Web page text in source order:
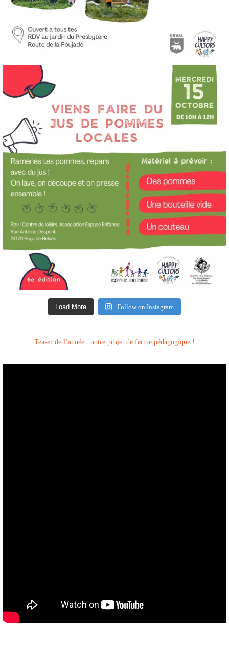
Load More Follow on Instagram
Teaser de l’année : notre projet de ferme pédagogique !